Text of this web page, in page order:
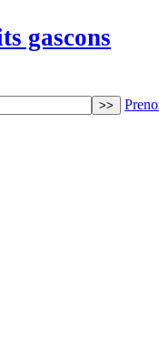
gascons